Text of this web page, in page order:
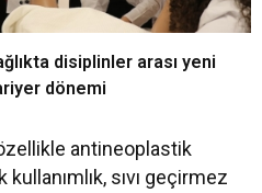
disiplinler arası yeni
dönemi
özellikle antineoplastik
sıvı geçirmez